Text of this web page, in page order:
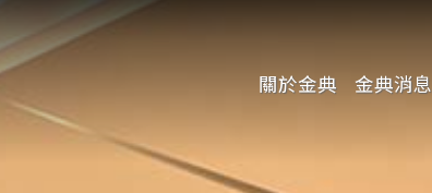
關於金典 金典消息